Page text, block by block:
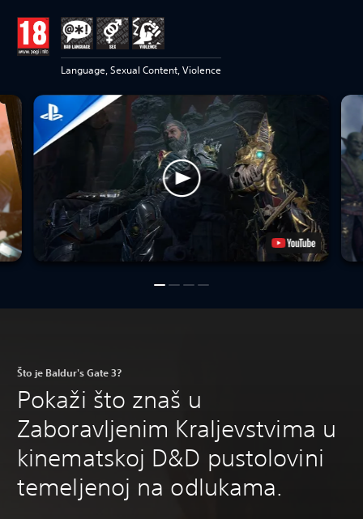
Language, Sexual Content, Violence
Što je Baldur's Gate 3?
Pokaži što znaš u
Zaboravljenim Kraljevstvima u
kinematskoj D&D pustolovini
temeljenoj na odlukama.